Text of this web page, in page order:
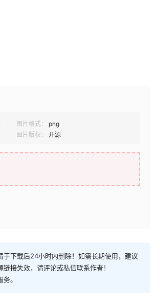
图片格式：
png
图片版权： 开源
下载后24小时内删除！如需长期使用，建议
接失效，请评论或私信联系作者！
。